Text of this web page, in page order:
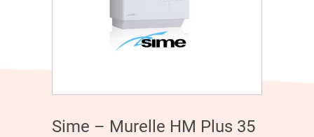
Sime – Murelle HM Plus 35